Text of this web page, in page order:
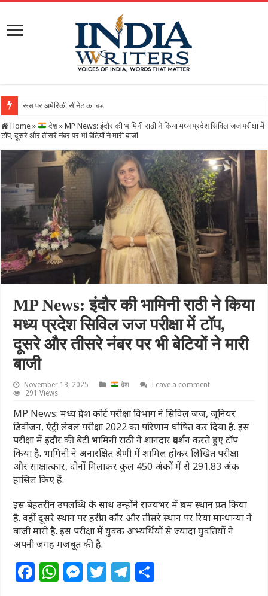
रूस पर अमेरिकी सीनेट का बड़ा एक्शन! भारत-चीन पर 100% टै
Home » देश » MP News: इंदौर की भामिनी राठी ने किया मध्य प्रदेश सिविल जज परीक्षा में
टॉप, दूसरे और तीसरे नंबर पर भी बेटियों ने मारी बाजी
MP News: इंदौर की भामिनी राठी ने किया
मध्य प्रदेश सिविल जज परीक्षा में टॉप,
दूसरे और तीसरे नंबर पर भी बेटियों ने मारी
बाजी
November 13, 2025 देश
Leave a comment
291 Views
MP News: मध्य प्रदेश कोर्ट परीक्षा विभाग ने सिविल जज, जूनियर
डिवीजन, एंट्री लेवल परीक्षा 2022 का परिणाम घोषित कर दिया है. इस
परीक्षा में इंदौर की बेटी भामिनी राठी ने शानदार प्रदर्शन करते हुए टॉप
किया है. भामिनी ने अनारक्षित श्रेणी में शामिल होकर लिखित परीक्षा
और साक्षात्कार, दोनों मिलाकर कुल 450 अंकों में से 291.83 अंक
हासिल किए हैं.
इस बेहतरीन उपलब्धि के साथ उन्होंने राज्यभर में प्रथम स्थान प्राप्त किया
है. वहीं दूसरे स्‍थान पर हरप्रीत कौर और तीसरे स्‍थान पर रिया मान्‍धान्‍या ने
बाजी मारी है. इस परीक्षा में युवक अभ्‍यर्थियों से ज्‍यादा युवतियों ने
अपनी जगह मजबूत की है.
F W M T T